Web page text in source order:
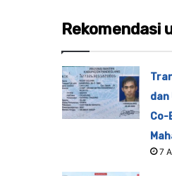
Rekomendasi
dan
Co-
7